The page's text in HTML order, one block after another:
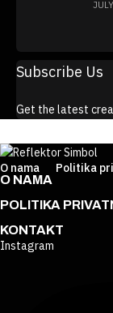
Subscribe Us
Get the latest
O nama Politika
O NAMA
POLITIKA
KONTAKT
Instagram